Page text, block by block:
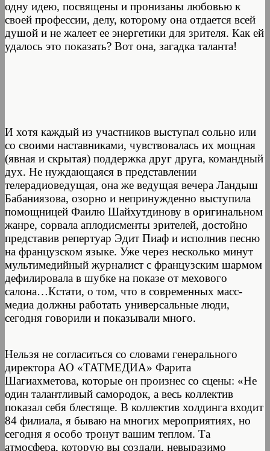
одну идею, посвящены и пронизаны любовью к
своей профессии, делу, которому она отдается всей
душой и не жалеет ее энергетики для зрителя. Как ей
удалось это показать? Вот она, загадка таланта!
И хотя каждый из участников выступал сольно или
со своими наставниками, чувствовалась их мощная
(явная и скрытая) поддержка друг друга, командный
дух. Не нуждающаяся в представлении
телерадиоведущая, она же ведущая вечера Ландыш
Бабаниязова, озорно и непринужденно выступила
помощницей Фаилю Шайхутдинову в оригинальном
жанре, сорвала аплодисменты зрителей, достойно
представив репертуар Эдит Пиаф и исполнив песню
на французском языке. Уже через несколько минут
мультимедийный журналист с французским шармом
дефилировала в шубке на показе от мехового
салона…Кстати, о том, что в современных масс-
медиа должны работать универсальные люди,
сегодня говорили и показывали много.
Нельзя не согласиться со словами генерального
директора АО «ТАТМЕДИА» Фарита
Шагиахметова, которые он произнес со сцены: «Не
один талантливый самородок, а весь коллектив
показал себя блестяще. В коллектив холдинга входит
84 филиала, я бываю на многих мероприятиях, но
сегодня я особо тронут вашим теплом. Та
атмосфера, которую вы создали, невыразимо